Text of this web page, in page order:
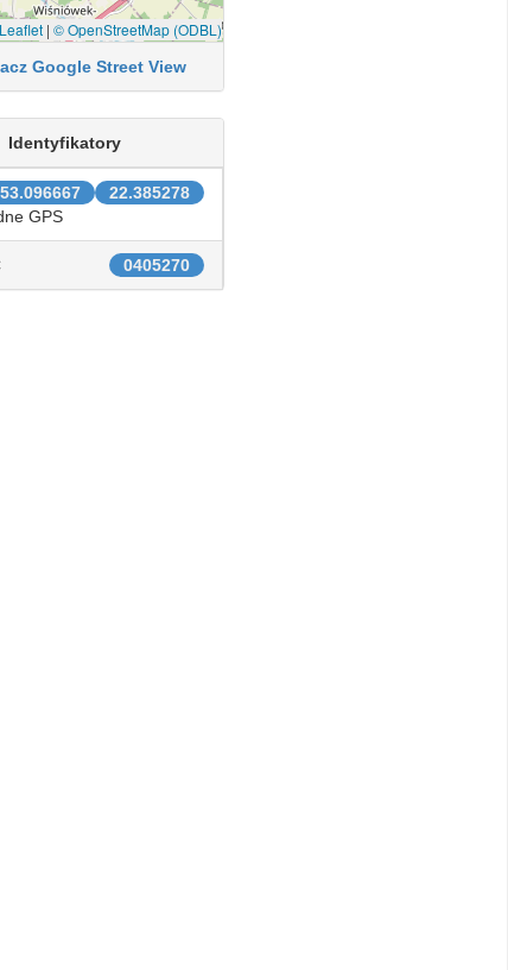
Leaflet| © OpenStreetMap (ODBL)
Google Street View
Identyfikatory
22.385278
53.096667
GPS
0405270